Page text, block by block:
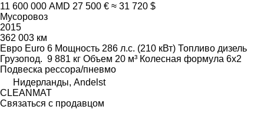
11 600 000 AMD 27 500 € ≈ 31 720 $
Мусоровоз
2015
362 003 км
Евро Euro 6 Мощность 286 л.с. (210 кВт) Топливо дизель
Грузопод. 9 881 кг Объем 20 м³ Колесная формула 6x2
Подвеска рессора/пневмо
Нидерланды, Andelst
CLEANMAT
Связаться с продавцом